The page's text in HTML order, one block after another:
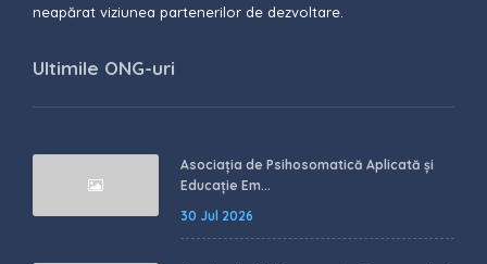
neapărat viziunea partenerilor de dezvoltare.
Ultimile ONG-uri
Asociația de Psihosomatică Aplicată și
Educație Em...
30 Jul 2026